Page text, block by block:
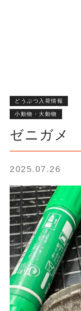
どうぶつ入荷情報
小動物・大動物
ゼニガメ
2025.07.26